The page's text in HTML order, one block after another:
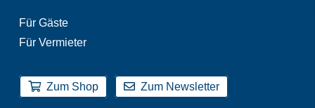
Für Gäste
Für Vermieter
Zum Shop Zum Newsletter